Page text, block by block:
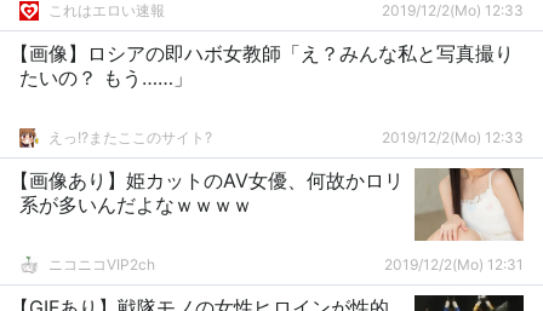
これはエロい速報 2019/12/2(Mo) 12:33
【画像】ロシアの即ハボ女教師「え？みんな私と写真撮り
たいの？ もう……」
えっ!?またここのサイト? 2019/12/2(Mo) 12:33
【画像あり】姫カットのAV女優、何故かロリ
系が多いんだよなｗｗｗｗ
ニコニコVIP2ch 2019/12/2(Mo) 12:31